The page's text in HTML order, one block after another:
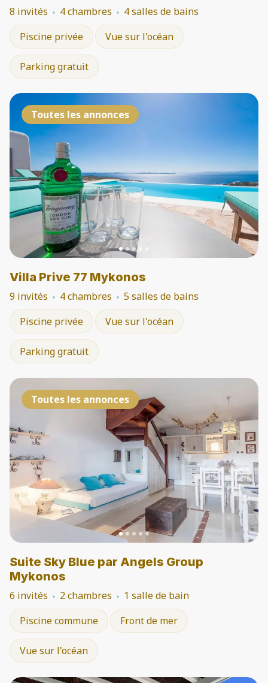
8 invités 4 chambres
4 salles de bains
Piscine privée
Vue sur l'océan
Parking gratuit
Toutes les annonces
Villa Prive 77 Mykonos
9 invités 4 chambres
5 salles de bains
Piscine privée
Vue sur l'océan
Parking gratuit
Toutes les annonces
Suite Sky Blue par Angels Group
Mykonos
6 invités 2 chambres
1 salle de bain
Piscine commune
Front de mer
Vue sur l'océan